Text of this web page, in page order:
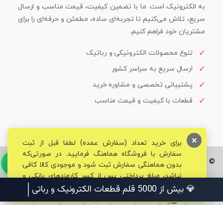
به الکترونیک است. ما با تضمین کیفیت، قیمت مناسب و ارسال
سریع، تلاش می‌کنیم تا تجربه‌ای ساده، مطمئن و حرفه‌ای را برای
مشتریان خود فراهم کنیم.
تنوع محصولات الکترونیکی و رباتیک
ارسال سریع به سراسر کشور
پشتیبانی تخصصی و مشاوره خرید
قطعات با کیفیت و قیمت مناسب
© تمامی حقوق برای فروشگاه تخصصی قم الکترونیک محفوظ می‌باشد.
برای خرید تعداد (سفارش عمده) لطفا قبل از ثبت
سفارش با فروشگاه هماهنگ فرمایید. در صورتی‌که
بدون هماهنگی سفارش ثبت شود و موجودی کالا کافی
نباشد، مبلغ پرداختی پس از کسر کارمزدهای بانکی و
مالیاتی به حساب شما بازگشت داده خواهد شد.
×
💎 بیش از 5000 قلم قطعات الکترونیک و رباتیک